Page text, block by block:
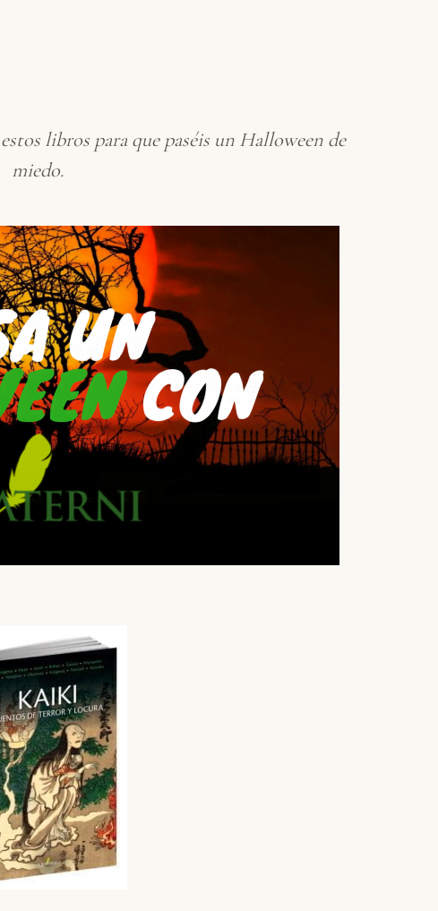
libros para que paséis un Halloween de
miedo.